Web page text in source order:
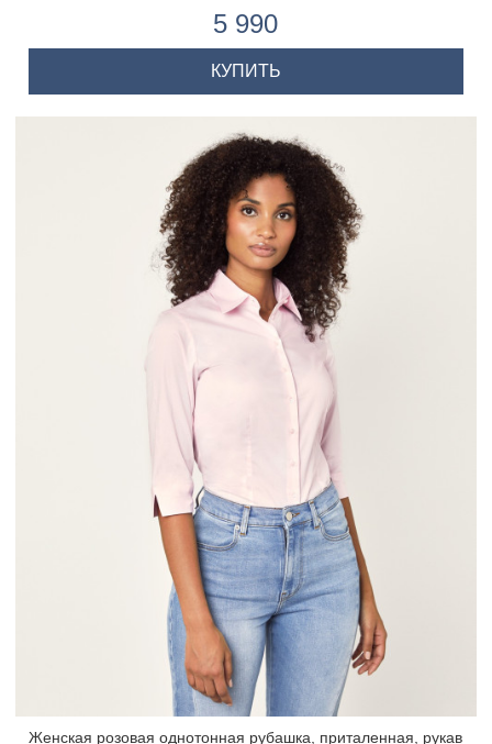
5 990
КУПИТЬ
Женская розовая однотонная рубашка, приталенная, рукав